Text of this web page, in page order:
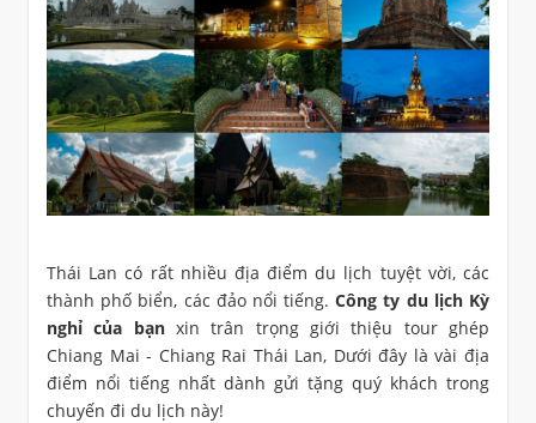
Thái Lan có rất nhiều địa điểm du lịch tuyệt vời, các
thành phố biển, các đảo nổi tiếng.Công ty du lịch Kỳ
nghỉ của bạnxin trân trọng giới thiệu tour ghép
Chiang Mai - Chiang Rai Thái Lan, Dưới đây là vài địa
điểm nổi tiếng nhất dành gửi tặng quý khách trong
chuyến đi du lịch này!